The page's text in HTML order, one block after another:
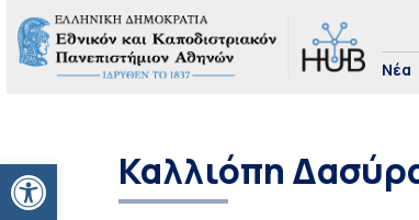
Ανοίξτε τη γραμμή εργαλείων
Νέα
Καλλιόπη